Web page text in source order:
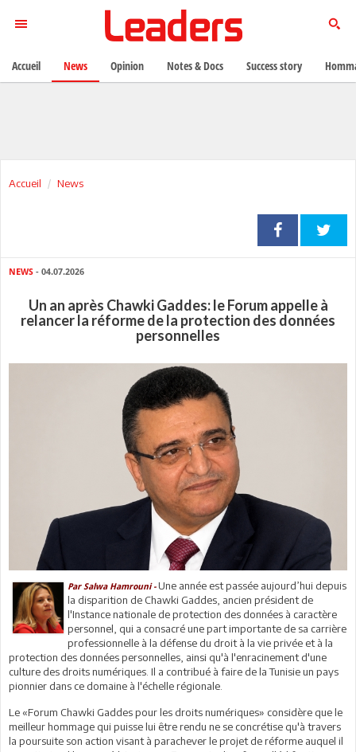
Accueil News
NEWS - 04.07.2026
Un an après Chawki Gaddes: le Forum appelle à
relancer la réforme de la protection des données
personnelles
Par Salwa Hamrouni -Une année est passée aujourd’hui depuis
la disparition de Chawki Gaddes, ancien président de
l'Instance nationale de protection des données à caractère
personnel, qui a consacré une part importante de sa carrière
professionnelle à la défense du droit à la vie privée et à la
protection des données personnelles, ainsi qu'à l'enracinement d'une
culture des droits numériques. Il a contribué à faire de la Tunisie un pays
pionnier dans ce domaine à l'échelle régionale.
Le «Forum Chawki Gaddes pour les droits numériques» considère que le
meilleur hommage qui puisse lui être rendu ne se concrétise qu'à travers
la poursuite son action visant à parachever le projet de réforme auquel il
Accueil News Opinion Notes & Docs Success story